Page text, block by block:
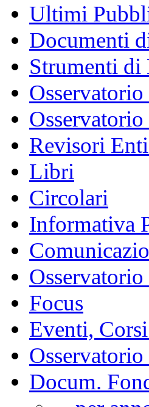
Ultimi
Documenti
Strumenti di
Revisori
Libri
Circolari
Informativa
Focus
Eventi,
Docum.